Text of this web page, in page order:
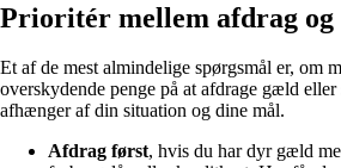
Prioritér mellem afdrag og
Et af de mest almindelige spørgsmål er, om
overskydende penge på at afdrage gæld eller
afhænger af din situation og dine mål.
Afdrag først, hvis du har dyr gæld